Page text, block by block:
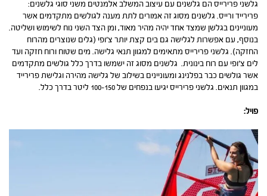
גלשני פרירייס הם גלשנים עם עיצוב המשלב אלמנטים משני סוגי גלשנים:
פרירייד ורייס. גלשנים מסוג זה אמורים לתת מענה לגולשים מתקדמים אשר
מעוניינים בגלשן שמצד אחד יהיה מהיר מאוד, ומן הצד השני נוח לשימוש ושליטה.
בנוסף, עם אפשרות לגלישה גם בים קצת יותר צ’ופי (גלים שנוצרים מהרוח
החזקה). גלשני פרירייס מתאימים למגוון תנאי גלישה. מים שטוח ורוח חזקה ועד
לים צ’ופי עם רוח בינונית. גלשנים מסוג זה ישמשו בדרך כלל גולשים מתקדמים
אשר גולשים כבר בפלנינג ומעוניינים בשילוב של גלישה מהירה וגלישת פרירייד
במגוון תנאים. גלשני פרירייס יגיעו בנפחים של 100-150 ליטר בדרך כלל.
פויל: